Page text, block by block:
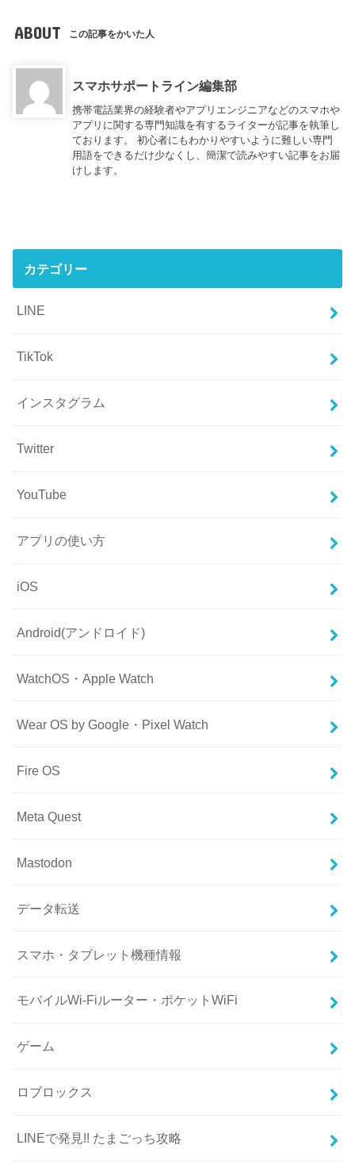
ABOUT この記事をかいた人
スマホサポートライン編集部
携帯電話業界の経験者やアプリエンジニアなどのスマホや
アプリに関する専門知識を有するライターが記事を執筆し
ております。 初心者にもわかりやすいように難しい専門
用語をできるだけ少なくし、簡潔で読みやすい記事をお届
けします。
カテゴリー
LINE
TikTok
インスタグラム
Twitter
YouTube
アプリの使い方
iOS
Android(アンドロイド)
WatchOS・Apple Watch
Wear OS by Google・Pixel Watch
Fire OS
Meta Quest
Mastodon
データ転送
スマホ・タブレット機種情報
モバイルWi-Fiルーター・ポケットWiFi
ゲーム
ロブロックス
LINEで発見!! たまごっち攻略